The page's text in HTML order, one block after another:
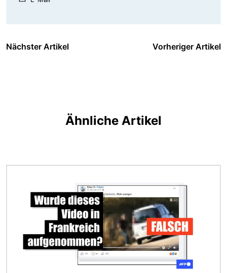
Nächster Artikel Vorheriger Artikel
Ähnliche Artikel